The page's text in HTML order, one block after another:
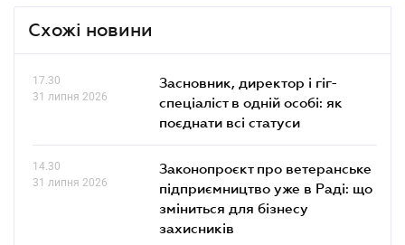
Схожі новини
17.30
31 липня 2026
Засновник, директор і гіг-
спеціаліст в одній особі: як
поєднати всі статуси
14.30
31 липня 2026
Законопроєкт про ветеранське
підприємництво уже в Раді: що
зміниться для бізнесу
захисників